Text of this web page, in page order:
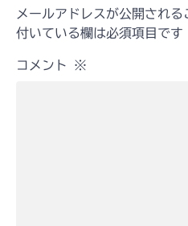
メールアドレスが公開される
付いている欄は必須項目です
コメント ※